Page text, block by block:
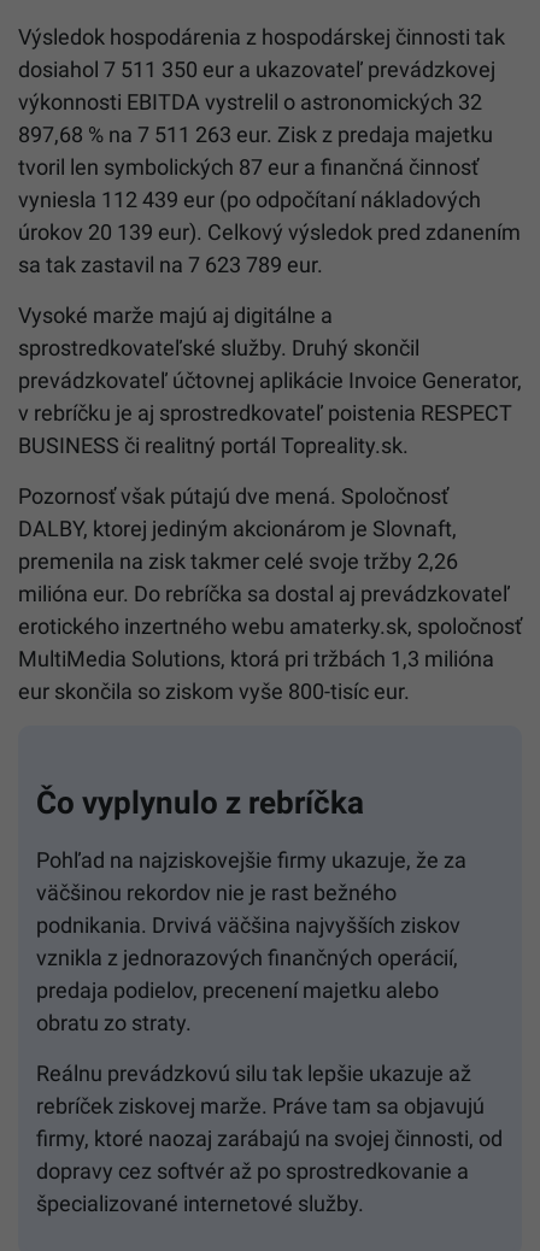
Výsledok hospodárenia z hospodárskej činnosti tak
dosiahol 7 511 350 eur a ukazovateľ prevádzkovej
výkonnosti EBITDA vystrelil o astronomických 32
897,68 % na 7 511 263 eur. Zisk z predaja majetku
tvoril len symbolických 87 eur a finančná činnosť
vyniesla 112 439 eur (po odpočítaní nákladových
úrokov 20 139 eur). Celkový výsledok pred zdanením
sa tak zastavil na 7 623 789 eur.
Vysoké marže majú aj digitálne a
sprostredkovateľské služby. Druhý skončil
prevádzkovateľ účtovnej aplikácie Invoice Generator,
v rebríčku je aj sprostredkovateľ poistenia RESPECT
BUSINESS či realitný portál Topreality.sk.
Pozornosť však pútajú dve mená. Spoločnosť
DALBY, ktorej jediným akcionárom je Slovnaft,
premenila na zisk takmer celé svoje tržby 2,26
milióna eur. Do rebríčka sa dostal aj prevádzkovateľ
erotického inzertného webu amaterky.sk, spoločnosť
MultiMedia Solutions, ktorá pri tržbách 1,3 milióna
eur skončila so ziskom vyše 800-tisíc eur.
Čo vyplynulo z rebríčka
Pohľad na najziskovejšie firmy ukazuje, že za
väčšinou rekordov nie je rast bežného
podnikania. Drvivá väčšina najvyšších ziskov
vznikla z jednorazových finančných operácií,
predaja podielov, precenení majetku alebo
obratu zo straty.
Reálnu prevádzkovú silu tak lepšie ukazuje až
rebríček ziskovej marže. Práve tam sa objavujú
firmy, ktoré naozaj zarábajú na svojej činnosti, od
dopravy cez softvér až po sprostredkovanie a
špecializované internetové služby.